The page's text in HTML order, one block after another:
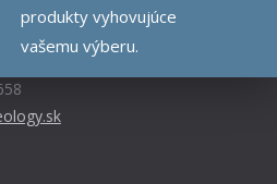
produkty vyhovujúce
vašemu výberu.